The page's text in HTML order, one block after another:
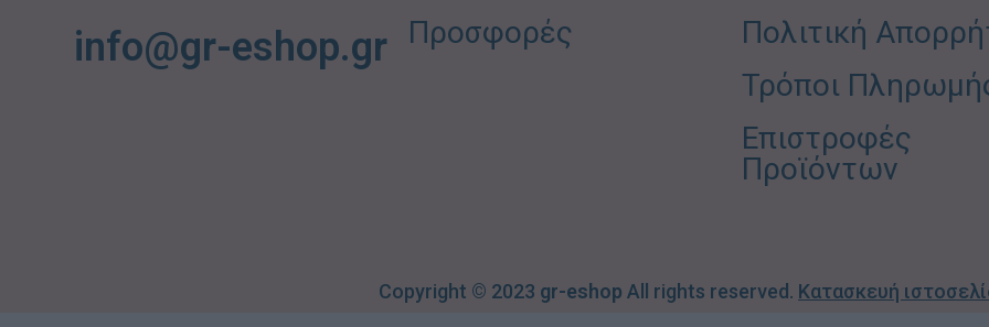
info@gr-eshop.gr
Προσφορές
Πολιτική
Τρόποι
Επιστροφές
Προϊόντων
Copyright © 2023 gr-eshop All rights reserved. Κατασκευή